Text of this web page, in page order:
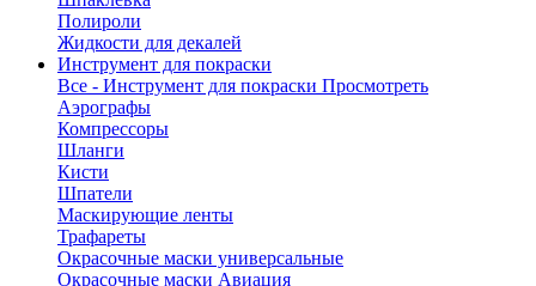
Полироли
Жидкости для декалей
Инструмент для покраски
Все - Инструмент для покраски Просмотреть
Аэрографы
Компрессоры
Шланги
Кисти
Шпатели
Маскирующие ленты
Трафареты
Окрасочные маски универсальные
Окрасочные маски Авиация